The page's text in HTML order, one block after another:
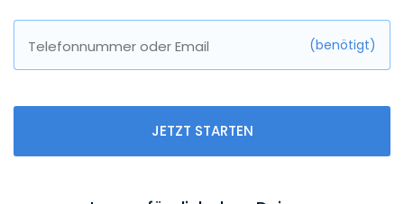
Telefonnummer oder Email (benötigt)
JETZT STARTEN